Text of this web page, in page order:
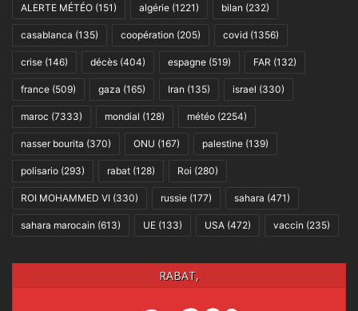
ALERTE MÉTÉO (151) algérie (1221) bilan (232)
casablanca (135) coopération (205) covid (1356)
crise (146) décès (404) espagne (519) FAR (132)
france (509) gaza (165) Iran (135) israel (330)
maroc (7333) mondial (128) météo (2254)
nasser bourita (370) ONU (167) palestine (139)
polisario (293) rabat (128) Roi (280)
ROI MOHAMMED VI (330) russie (177) sahara (471)
sahara marocain (613) UE (133) USA (472) vaccin (235)
RABAT,